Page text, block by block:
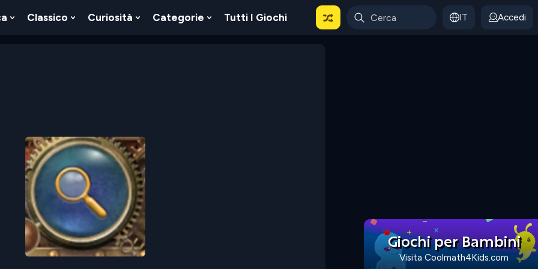
Show
Classico
Show
Curiosità
Show
Categorie
Show
Tutti I Giochi IT Accedi
Giochi per Bambini
Visita Coolmath4Kids.com